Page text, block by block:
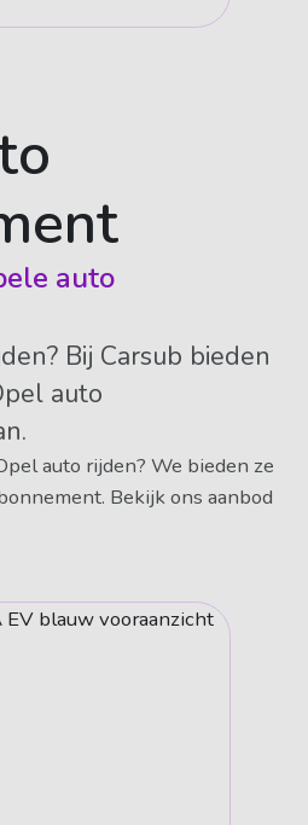
auto
Bij Carsub bieden
auto
auto rijden? We bieden ze
Bekijk ons aanbod